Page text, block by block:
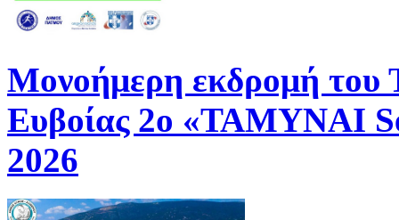
Μονοήμερη εκδρομή
Ευβοίας 2ο «ΤΑΜΥΝΑΙ
2026